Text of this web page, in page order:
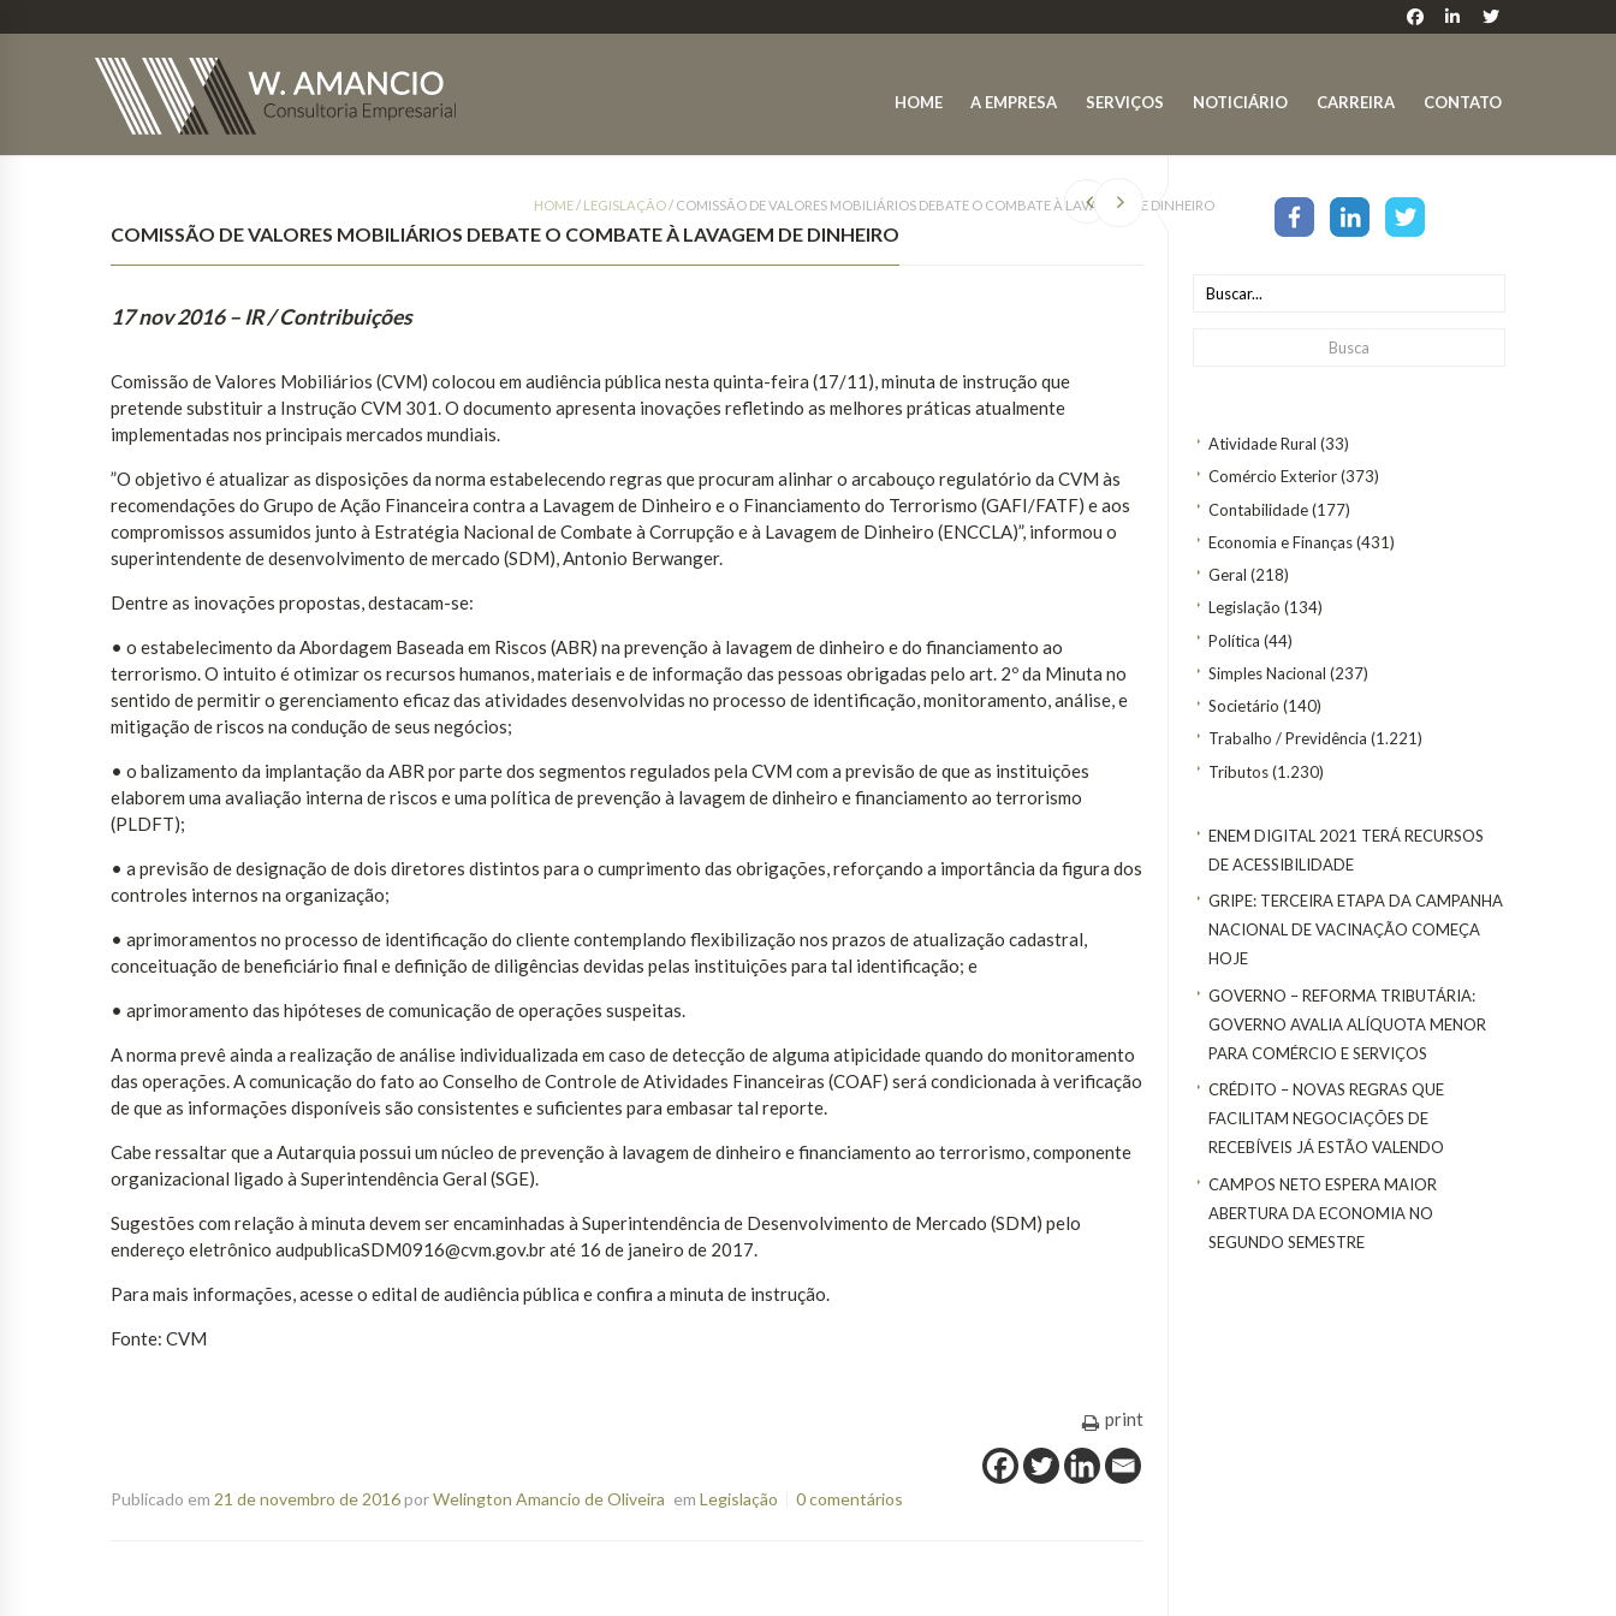
HOME A EMPRESA SERVIÇOS NOTICIÁRIO CARREIRA CONTATO
Atividade Rural (33)
Comércio Exterior(373)
Contabilidade(177)
Economia e Finanças(431)
Geral (218)
Legislação (134)
Política (44)
Simples Nacional (237)
Societário (140)
Trabalho / Previdência (1.221)
Tributos(1.230)
ENEM DIGITAL 2021 TERÁ RECURSOS
DE ACESSIBILIDADE
GRIPE: TERCEIRA ETAPA DA CAMPANHA
NACIONAL DE VACINAÇÃO COMEÇA
HOJE
GOVERNO – REFORMA TRIBUTÁRIA:
GOVERNO AVALIA ALÍQUOTA MENOR
PARA COMÉRCIO E SERVIÇOS
CRÉDITO – NOVAS REGRAS QUE
FACILITAM NEGOCIAÇÕES DE
RECEBÍVEIS JÁ ESTÃO VALENDO
CAMPOS NETO ESPERA MAIOR
ABERTURA DA ECONOMIA NO
SEGUNDO SEMESTRE
HOME/ LEGISLAÇÃO/ COMISSÃO DE VALORES MOBILIÁRIOS DEBATE O COMBATE À LAVAGEM DE DINHEIRO
COMISSÃO DE VALORES MOBILIÁRIOS DEBATE O COMBATE À LAVAGEM DE DINHEIRO
17 nov 2016 – IR / Contribuições
Comissão de Valores Mobiliários (CVM) colocou em audiência pública nesta quinta-feira (17/11), minuta de instrução que
pretende substituir a Instrução CVM 301. O documento apresenta inovações refletindo as melhores práticas atualmente
implementadas nos principais mercados mundiais.
”O objetivo é atualizar as disposições da norma estabelecendo regras que procuram alinhar o arcabouço regulatório da CVM às
recomendações do Grupo de Ação Financeira contra a Lavagem de Dinheiro e o Financiamento do Terrorismo (GAFI/FATF) e aos
compromissos assumidos junto à Estratégia Nacional de Combate à Corrupção e à Lavagem de Dinheiro (ENCCLA)”, informou o
superintendente de desenvolvimento de mercado (SDM), Antonio Berwanger.
Dentre as inovações propostas, destacam-se:
• o estabelecimento da Abordagem Baseada em Riscos (ABR) na prevenção à lavagem de dinheiro e do financiamento ao
terrorismo. O intuito é otimizar os recursos humanos, materiais e de informação das pessoas obrigadas pelo art. 2º da Minuta no
sentido de permitir o gerenciamento eficaz das atividades desenvolvidas no processo de identificação, monitoramento, análise, e
mitigação de riscos na condução de seus negócios;
• o balizamento da implantação da ABR por parte dos segmentos regulados pela CVM com a previsão de que as instituições
elaborem uma avaliação interna de riscos e uma política de prevenção à lavagem de dinheiro e financiamento ao terrorismo
(PLDFT);
• a previsão de designação de dois diretores distintos para o cumprimento das obrigações, reforçando a importância da figura dos
controles internos na organização;
• aprimoramentos no processo de identificação do cliente contemplando flexibilização nos prazos de atualização cadastral,
conceituação de beneficiário final e definição de diligências devidas pelas instituições para tal identificação; e
• aprimoramento das hipóteses de comunicação de operações suspeitas.
A norma prevê ainda a realização de análise individualizada em caso de detecção de alguma atipicidade quando do monitoramento
das operações. A comunicação do fato ao Conselho de Controle de Atividades Financeiras (COAF) será condicionada à verificação
de que as informações disponíveis são consistentes e suficientes para embasar tal reporte.
Cabe ressaltar que a Autarquia possui um núcleo de prevenção à lavagem de dinheiro e financiamento ao terrorismo, componente
organizacional ligado à Superintendência Geral (SGE).
Sugestões com relação à minuta devem ser encaminhadas à Superintendência de Desenvolvimento de Mercado (SDM) pelo
endereço eletrônico audpublicaSDM0916@cvm.gov.br até 16 de janeiro de 2017.
Para mais informações, acesse o edital de audiência pública e confira a minuta de instrução.
Fonte: CVM
print
Publicado em 21 de novembro de 2016porWelington Amancio de Oliveira em Legislação 0 comentários